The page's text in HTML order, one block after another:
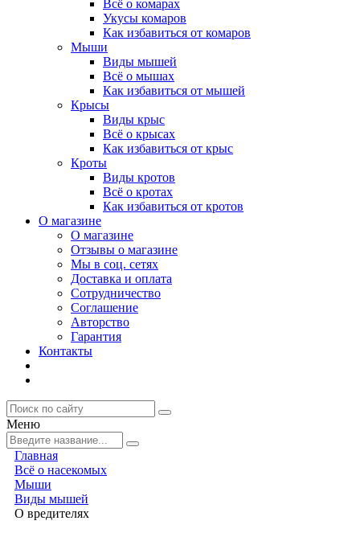
Всё о комарах
Укусы комаров
Как избавиться от комаров
Мыши
Виды мышей
Всё о мышах
Как избавиться от мышей
Крысы
Виды крыс
Всё о крысах
Как избавиться от крыс
Кроты
Виды кротов
Всё о кротах
Как избавиться от кротов
О магазине
О магазине
Отзывы о магазине
Мы в соц. сетях
Доставка и оплата
Сотрудничество
Соглашение
Авторство
Гарантия
Контакты
Меню
Главная
Всё о насекомых
Мыши
Виды мышей
О вредителях